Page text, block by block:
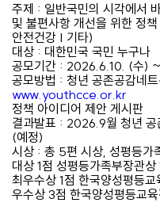
주제 : 일반국민의 시각에서
및 불편사항 개선을 위한 정
안전건강 | 기타)
대상 : 대한민국 국민 누구나
공모기간 : 2026.6.10. (수)
공모방법 : 청년 공존공감네
www.youthcce.or.kr
정책 아이디어 제안 게시판
결과발표 : 2026.9월 청년 공
(예정)
시상 : 총 5편 시상, 성평등가
대상 1점 성평등가족부장관
최우수상 1점 한국양성평등
우수상 3점 한국양성평등교